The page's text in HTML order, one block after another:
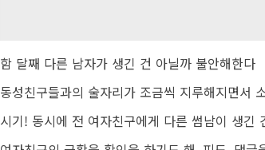
함 달째 다른 남자가 생긴 건 아닐까 불안해한다
동성친구들과의 술자리가 조금씩 지루해지면서
시기! 동시에 전 여자친구에게 다른 썸남이 생